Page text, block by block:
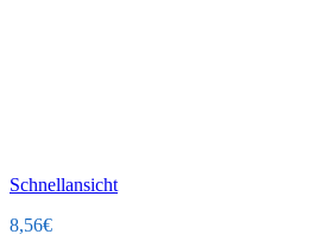
Schnellansicht
8,56€